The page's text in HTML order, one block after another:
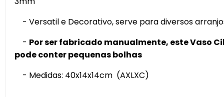
- Versatil e Decorativo, serve para diversos
- Por ser fabricado manualmente, este Vaso
pode conter pequenas bolhas
- Medidas: 40x14x14cm (AXLXC)